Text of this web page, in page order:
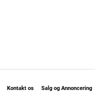
Kontakt os Salg og Annoncering